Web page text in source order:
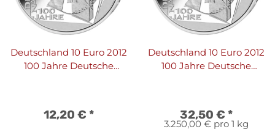
Deutschland 10 Euro 2012
100 Jahre Deutsche
12,20 € *
Deutschland 10 Euro 2012
100 Jahre Deutsche
32,50 € *
3.250,00 € pro 1 kg